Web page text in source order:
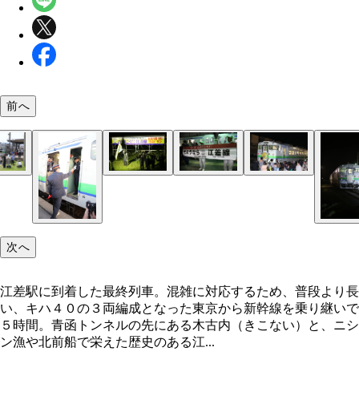
江差駅に到着した最終列車。混雑に対応するため
より長い、キハ４０の３両編成となった
この日に限って、車両の先頭と最後尾にはオリジ
ヘッドマークが装着された
渡島鶴岡ではライトアップされた看板の前で大漁
られた
上りと下りの最終列車がすれ違う木古内。わずか
だが、大いに盛り上がった
江差駅に到着し、回送電車として乗客を乗せない
最終列車となった
列車のいなくなったホーム。今までの労をねぎら
に地元住民から胴上げをされる駅長の下里氏
前の日の騒ぎがウソのよう。静かになったホーム
くも工事用の足場が
列車を待つ間にはさまざまなイベントが。JR北海
長や江差町長が参加した餅まきは大盛況！
列車が着くと、鉄ヲタは一斉にきっぷ販売窓口へ
という間に大行列ができてしまい、きっぷを買う
最終列車到着直後の江差駅。乗客と住民、全員興
でテンションが高い。まさにお祭り気分だ
前へ
次へ
江差駅に到着した最終列車。混雑に対応するため、普段より長
い、キハ４０の３両編成となった東京から新幹線を乗り継いで
５時間。青函トンネルの先にある木古内（きこない）と、ニシ
ン漁や北前船で栄えた歴史のある江...